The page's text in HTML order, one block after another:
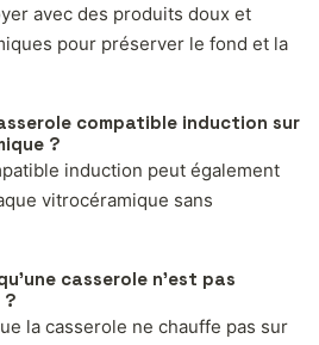
avec des produits doux et
pour préserver le fond et la
compatible induction sur
?
induction peut également
vitrocéramique sans
casserole n’est pas
?
la casserole ne chauffe pas sur